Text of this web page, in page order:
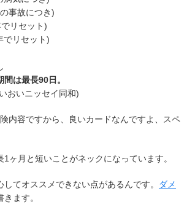
事故につき)
リセット)
でリセット)
は最長90日。
おいニッセイ同和)
内容ですから、良いカードなんですよ、スペ
ヶ月と短いことがネックになっています。
てオススメできない点があるんです。
ダメ
ます。